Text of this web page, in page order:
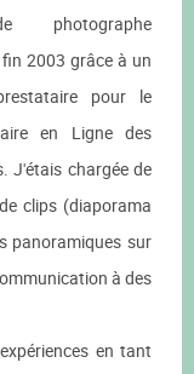
photographe
2003 grâce à un
pour le
en Ligne des
J'étais chargée de
clips (diaporama
panoramiques sur
à des
en tant